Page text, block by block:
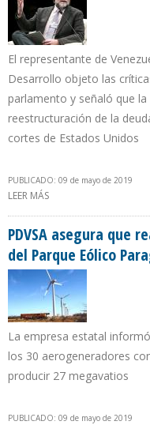
El representante de
Desarrollo objeto las
parlamento y señaló que
reestructuración de la
cortes de Estados Unidos
PUBLICADO: 09 de mayo de 2019
LEER MÁS
2020”
PDVSA asegura que
del Parque Eólico
La empresa estatal
los 30 aerogeneradores
producir 27 megavatios
PUBLICADO: 09 de mayo de 2019